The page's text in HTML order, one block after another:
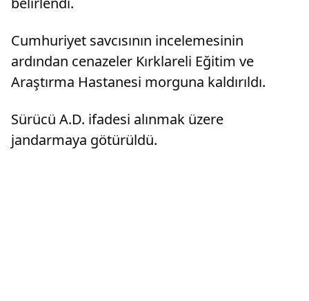
Cumhuriyet savcısının incelemesinin
ardından cenazeler Kırklareli Eğitim ve
Araştırma Hastanesi morguna kaldırıldı.
Sürücü A.D. ifadesi alınmak üzere
jandarmaya götürüldü.